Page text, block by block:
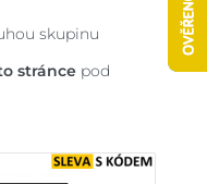
skupinu
stránce pod